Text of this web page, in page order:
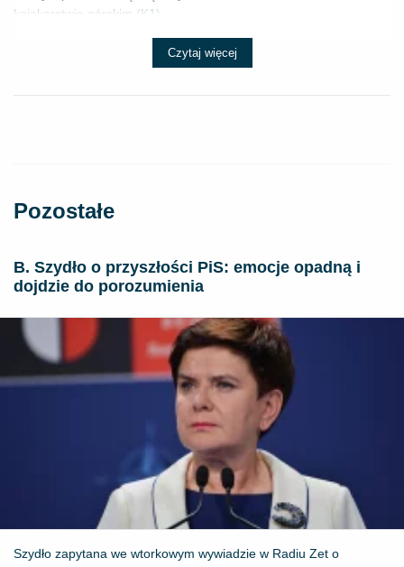
kajakarstwie górskim (K1) ...
Czytaj więcej
Pozostałe
B. Szydło o przyszłości PiS: emocje opadną i
dojdzie do porozumienia
Szydło zapytana we wtorkowym wywiadzie w Radiu Zet o